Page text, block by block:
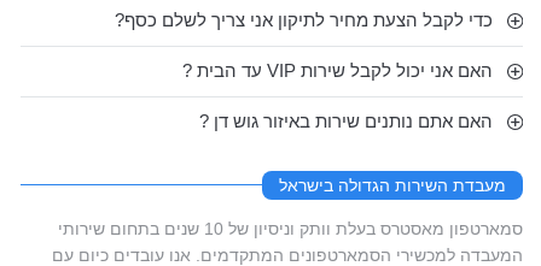
כדי לקבל הצעת מחיר לתיקון אני צריך לשלם כסף?
האם אני יכול לקבל שירות VIP עד הבית ?
האם אתם נותנים שירות באיזור גוש דן ?
מעבדת השירות הגדולה בישראל
סמארטפון מאסטרס בעלת וותק וניסיון של 10 שנים בתחום שירותי
המעבדה למכשירי הסמארטפונים המתקדמים. אנו עובדים כיום עם